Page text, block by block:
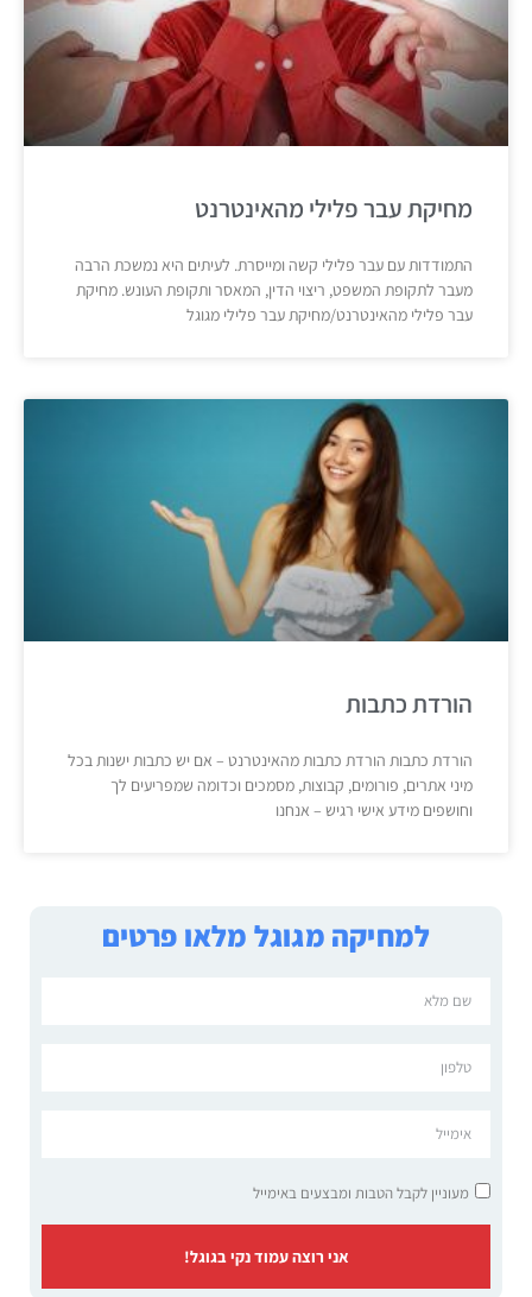
למחיקה מגוגל מלאו פרטים
מעוניין לקבל הטבות ומבצעים באימייל
אני רוצה עמוד נקי בגוגל!
מחיקת עבר פלילי מהאינטרנט
התמודדות עם עבר פלילי קשה ומייסרת. לעיתים היא נמשכת הרבה
מעבר לתקופת המשפט, ריצוי הדין, המאסר ותקופת העונש. מחיקת
עבר פלילי מהאינטרנט/מחיקת עבר פלילי מגוגל
הורדת כתבות
הורדת כתבות הורדת כתבות מהאינטרנט – אם יש כתבות ישנות בכל
מיני אתרים, פורומים, קבוצות, מסמכים וכדומה שמפריעים לך
וחושפים מידע אישי רגיש – אנחנו